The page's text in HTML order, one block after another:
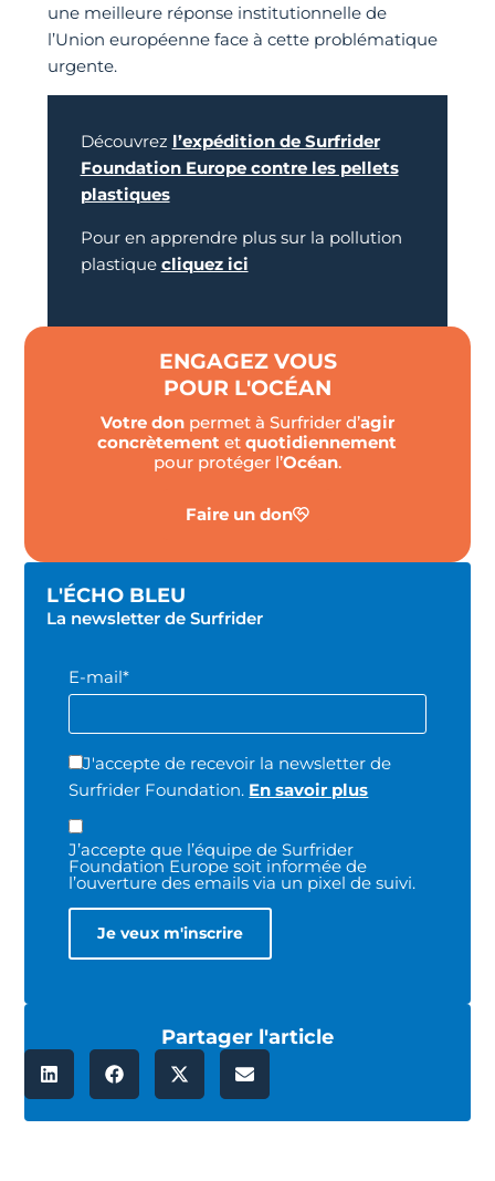
une meilleure réponse institutionnelle de
l’Union européenne face à cette problématique
urgente.
Découvrez l’expédition de Surfrider
Foundation Europe contre les pellets
plastiques
Pour en apprendre plus sur la pollution
plastique cliquez ici
ENGAGEZ VOUS
POUR L'OCÉAN
Votre donpermet à Surfrider d’agir
concrètement etquotidiennement
pour protéger l’Océan.
Faire un don
L'ÉCHO BLEU
La newsletter de Surfrider
E-mail*
J'accepte de recevoir la newsletter de
Surfrider Foundation. En savoir plus
J’accepte que l’équipe de Surfrider
Foundation Europe soit informée de
l’ouverture des emails via un pixel de suivi.
Partager l'article